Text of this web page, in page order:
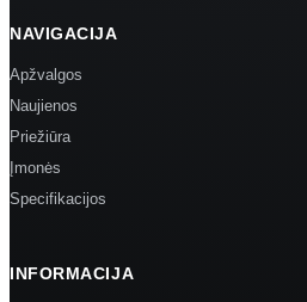
NAVIGACIJA
Apžvalgos
Naujienos
Priežiūra
Įmonės
Specifikacijos
INFORMACIJA